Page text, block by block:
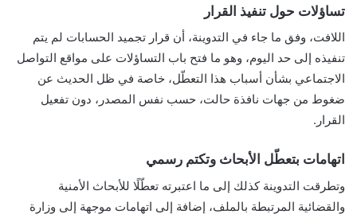
تساؤلات حول تنفيذ القرار
اللافت، وفق ما جاء في التدوينة، أن قرار تجميد الحسابات لم يتم
تنفيذه إلى حد اليوم، وهو ما فتح باب التساؤلات على مواقع التواصل
الاجتماعي بشأن أسباب هذا التعطّل، خاصة في ظل الحديث عن
ضغوط من جهات نافذة حالت، حسب نفس المصدر، دون تفعيل
القرار.
اتهامات بتعطّل الأبحاث وتكتم رسمي
وتطرقت التدوينة كذلك إلى ما اعتبرته تعطّلًا للأبحاث الأمنية
والقضائية المرتبطة بالملف، إضافة إلى اتهامات موجهة إلى وزارة